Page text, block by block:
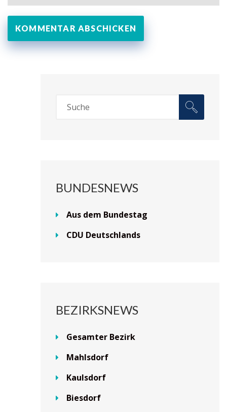
BUNDESNEWS
Aus dem Bundestag
CDU Deutschlands
BEZIRKSNEWS
Gesamter Bezirk
Mahlsdorf
Kaulsdorf
Biesdorf